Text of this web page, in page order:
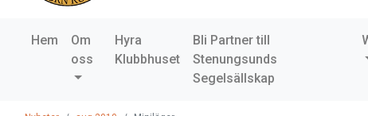
Hem
Om
oss
Hyra
Klubbhuset
Bli Partner till
Stenungsunds
Segelsällskap